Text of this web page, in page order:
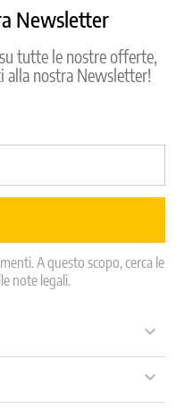
Newsletter
tutte le nostre offerte,
alla nostra Newsletter!
A questo scopo, cerca le
note legali.

